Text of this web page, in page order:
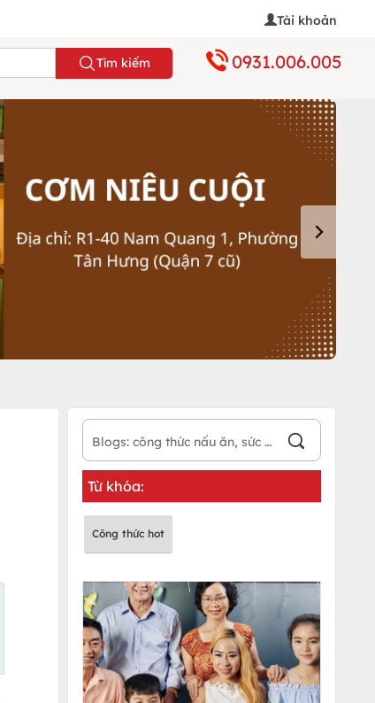
Tài khoản
Tìm kiếm 0931.006.005
Từ khóa:
Công thức hot